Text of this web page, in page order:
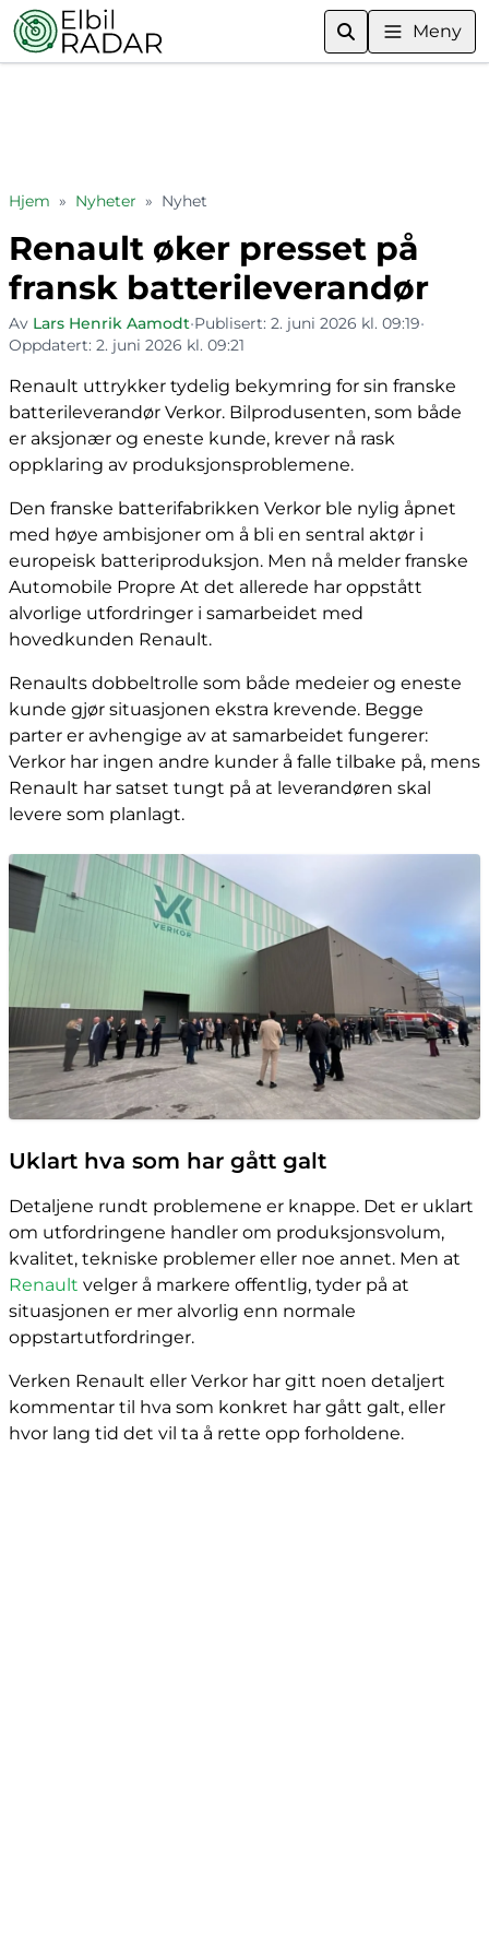
Meny
Hjem » Nyheter » Nyhet
Renault øker presset på
fransk batterileverandør
Av Lars Henrik Aamodt•Publisert: 2. juni 2026 kl. 09:19•
Oppdatert: 2. juni 2026 kl. 09:21
Renault uttrykker tydelig bekymring for sin franske
batterileverandør Verkor. Bilprodusenten, som både
er aksjonær og eneste kunde, krever nå rask
oppklaring av produksjonsproblemene.
Den franske batterifabrikken Verkor ble nylig åpnet
med høye ambisjoner om å bli en sentral aktør i
europeisk batteriproduksjon. Men nå melder franske
Automobile Propre At det allerede har oppstått
alvorlige utfordringer i samarbeidet med
hovedkunden Renault.
Renaults dobbeltrolle som både medeier og eneste
kunde gjør situasjonen ekstra krevende. Begge
parter er avhengige av at samarbeidet fungerer:
Verkor har ingen andre kunder å falle tilbake på, mens
Renault har satset tungt på at leverandøren skal
levere som planlagt.
Uklart hva som har gått galt
Detaljene rundt problemene er knappe. Det er uklart
om utfordringene handler om produksjonsvolum,
kvalitet, tekniske problemer eller noe annet. Men at
Renault velger å markere offentlig, tyder på at
situasjonen er mer alvorlig enn normale
oppstartutfordringer.
Verken Renault eller Verkor har gitt noen detaljert
kommentar til hva som konkret har gått galt, eller
hvor lang tid det vil ta å rette opp forholdene.